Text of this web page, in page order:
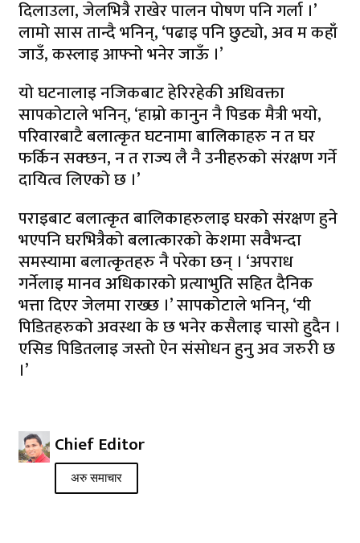
दिलाउला, जेलभित्रै राखेर पालन पोषण पनि गर्ला ।’
लामो सास तान्दै भनिन्, ‘पढाइ पनि छुट्यो, अव म कहाँ
जाउँ, कस्लाइ आफ्नो भनेर जाऊँ ।’
यो घटनालाइ नजिकबाट हेरिरहेकी अधिवक्ता
सापकोटाले भनिन्, ‘हाम्रो कानुन नै पिडक मैत्री भयो,
परिवारबाटै बलात्कृत घटनामा बालिकाहरु न त घर
फर्किन सक्छन, न त राज्य लै नै उनीहरुको संरक्षण गर्ने
दायित्व लिएको छ ।’
पराइबाट बलात्कृत बालिकाहरुलाइ घरको संरक्षण हुने
भएपनि घरभित्रैको बलात्कारको केशमा सवैभन्दा
समस्यामा बलात्कृतहरु नै परेका छन् । ‘अपराध
गर्नेलाइ मानव अधिकारको प्रत्याभुति सहित दैनिक
भत्ता दिएर जेलमा राख्छ ।’ सापकोटाले भनिन्, ‘यी
पिडितहरुको अवस्था के छ भनेर कसैलाइ चासो हुदैन ।
एसिड पिडितलाइ जस्तो ऐन संसोधन हुनु अव जरुरी छ
।’
Chief Editor
अरु समाचार